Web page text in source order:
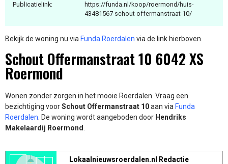
Publicatielink:
https://funda.nl/koop/roermond/huis-
43481567-schout-offermanstraat-10/
Bekijk de woning nu via Funda Roerdalen via de link hierboven.
Schout Offermanstraat 10 6042 XS
Roermond
Wonen zonder zorgen in het mooie Roerdalen. Vraag een
bezichtiging voorSchout Offermanstraat 10aan via Funda
Roerdalen . De woning wordt aangeboden door Hendriks
Makelaardij Roermond
Lokaalnieuwsroerdalen.nl Redactie